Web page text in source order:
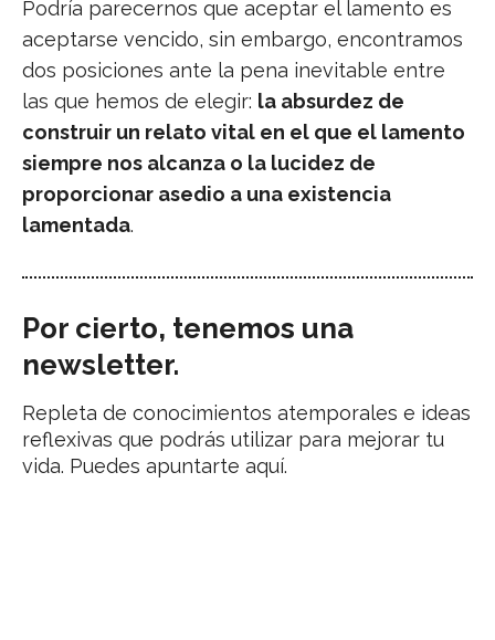
Podría parecernos que aceptar el lamento es
aceptarse vencido, sin embargo, encontramos
dos posiciones ante la pena inevitable entre
las que hemos de elegir: la absurdez de
construir un relato vital en el que el lamento
siempre nos alcanza o la lucidez de
proporcionar asedio a una existencia
lamentada.
Por cierto, tenemos una
newsletter.
Repleta de conocimientos atemporales e ideas
reflexivas que podrás utilizar para mejorar tu
vida. Puedes apuntarte aquí.